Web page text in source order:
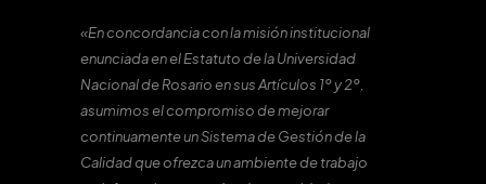
«En concordancia con la misión institucional
enunciada en el Estatuto de la Universidad
Nacional de Rosario en sus Artículos 1º y 2º,
asumimos el compromiso de mejorar
continuamente un Sistema de Gestión de la
Calidad que ofrezca un ambiente de trabajo